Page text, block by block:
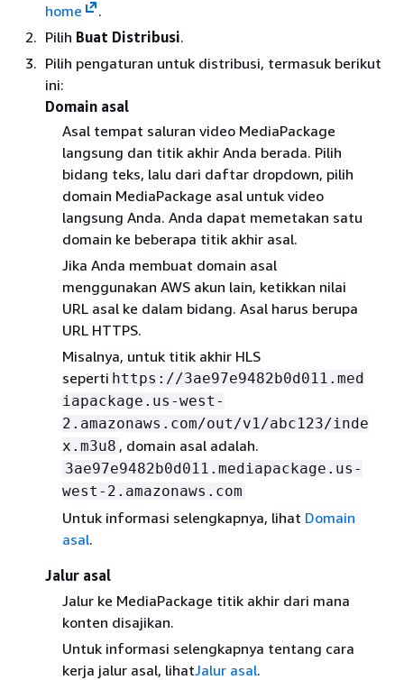
home
.
Pilih Buat Distribusi.
Pilih pengaturan untuk distribusi, termasuk berikut
ini:
Domain asal
Asal tempat saluran video MediaPackage
langsung dan titik akhir Anda berada. Pilih
bidang teks, lalu dari daftar dropdown, pilih
domain MediaPackage asal untuk video
langsung Anda. Anda dapat memetakan satu
domain ke beberapa titik akhir asal.
Jika Anda membuat domain asal
menggunakan AWS akun lain, ketikkan nilai
URL asal ke dalam bidang. Asal harus berupa
URL HTTPS.
Misalnya, untuk titik akhir HLS
seperti https://3ae97e9482b0d011.med
iapackage.us-west-
2.amazonaws.com/out/v1/abc123/inde
x.m3u8 , domain asal adalah.
3ae97e9482b0d011.mediapackage.us-
west-2.amazonaws.com
Untuk informasi selengkapnya, lihat Domain
asal.
Jalur asal
Jalur ke MediaPackage titik akhir dari mana
konten disajikan.
Untuk informasi selengkapnya tentang cara
kerja jalur asal, lihatJalur asal.